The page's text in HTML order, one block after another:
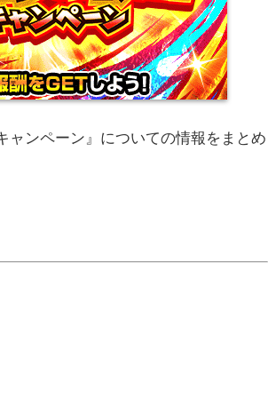
ャンペーン』についての情報をまとめ